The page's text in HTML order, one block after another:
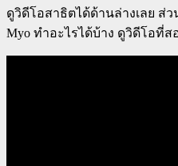
ดูวิดีโอสาธิตได้ด้านล่างเลย ส่ว
Myo ทำอะไรได้บ้าง ดูวิดีโอที่ส